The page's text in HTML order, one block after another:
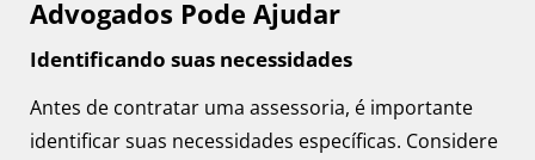
Advogados Pode Ajudar
Identificando suas necessidades
Antes de contratar uma assessoria, é importante
identificar suas necessidades específicas. Considere